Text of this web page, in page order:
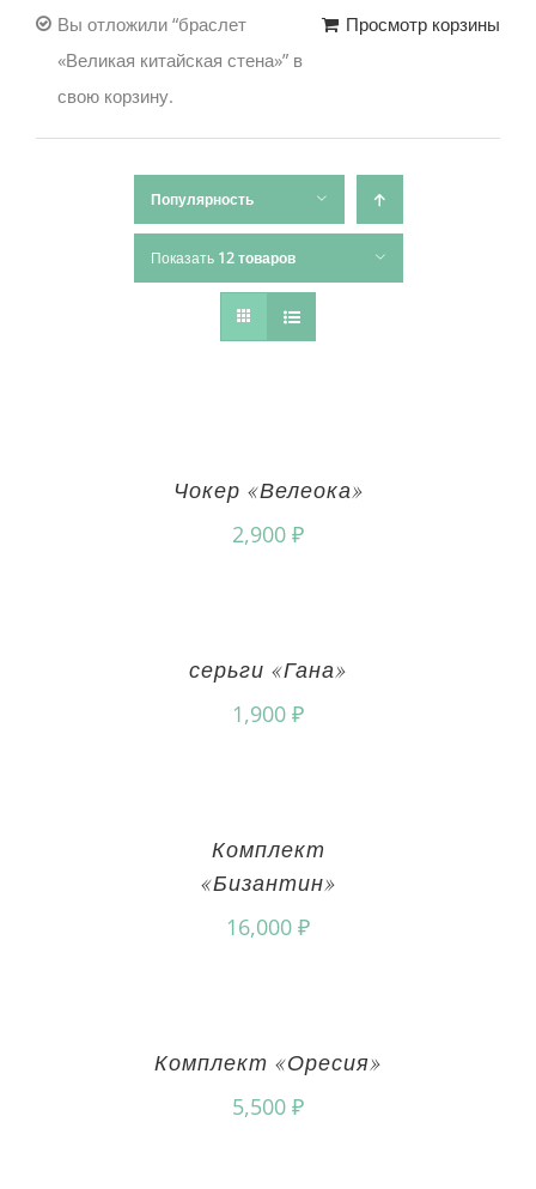
Просмотр корзины
Вы отложили “браслет
«Великая китайская стена»” в
свою корзину.
Популярность
Показать 12 товаров
Чокер «Велеока»
2,900 ₽
серьги «Гана»
1,900 ₽
Комплект
«Бизантин»
16,000 ₽
Комплект «Оресия»
5,500 ₽